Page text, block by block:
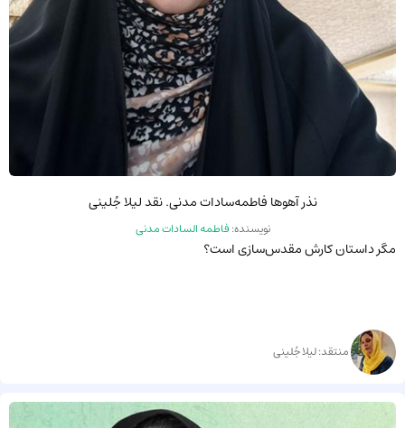
نذر آهوها فاطمه‌سادات مدنی. نقد لیلا جُلینی
نویسنده:فاطمه السادات مدنی
مگر داستان کارش مقدس‌سازی است؟
منتقد: لیلا جُلینی